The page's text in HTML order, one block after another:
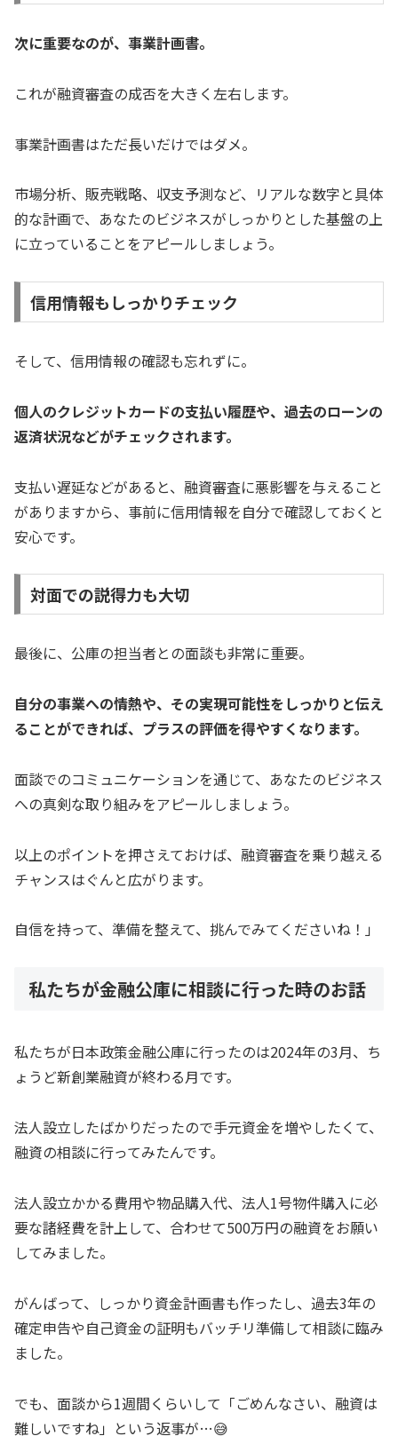
次に重要なのが、事業計画書。
これが融資審査の成否を大きく左右します。
事業計画書はただ長いだけではダメ。
市場分析、販売戦略、収支予測など、リアルな数字と具体
的な計画で、あなたのビジネスがしっかりとした基盤の上
に立っていることをアピールしましょう。
信用情報もしっかりチェック
そして、信用情報の確認も忘れずに。
個人のクレジットカードの支払い履歴や、過去のローンの
返済状況などがチェックされます。
支払い遅延などがあると、融資審査に悪影響を与えること
がありますから、事前に信用情報を自分で確認しておくと
安心です。
対面での説得力も大切
最後に、公庫の担当者との面談も非常に重要。
自分の事業への情熱や、その実現可能性をしっかりと伝え
ることができれば、プラスの評価を得やすくなります。
面談でのコミュニケーションを通じて、あなたのビジネス
への真剣な取り組みをアピールしましょう。
以上のポイントを押さえておけば、融資審査を乗り越える
チャンスはぐんと広がります。
自信を持って、準備を整えて、挑んでみてくださいね！」
私たちが金融公庫に相談に行った時のお話
私たちが日本政策金融公庫に行ったのは2024年の3月、ち
ょうど新創業融資が終わる月です。
法人設立したばかりだったので手元資金を増やしたくて、
融資の相談に行ってみたんです。
法人設立かかる費用や物品購入代、法人1号物件購入に必
要な諸経費を計上して、合わせて500万円の融資をお願い
してみました。
がんばって、しっかり資金計画書も作ったし、過去3年の
確定申告や自己資金の証明もバッチリ準備して相談に臨み
ました。
でも、面談から1週間くらいして「ごめんなさい、融資は
難しいですね」という返事が…😅